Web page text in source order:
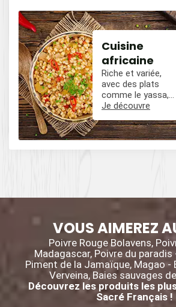
Cuisine
africaine
Riche et variée,
avec des plats
comme le yassa,
le poulet mafé, et
épicées avec du
poivre, du cumin,
et des piments.
Je découvre
VOUS AIMEREZ
Poivre Rouge Bolavens,
Madagascar, Poivre du
Piment de la Jamaïque, Magao -
Verveina, Baies sauvages
Découvrez les produits les
Sacré Français !